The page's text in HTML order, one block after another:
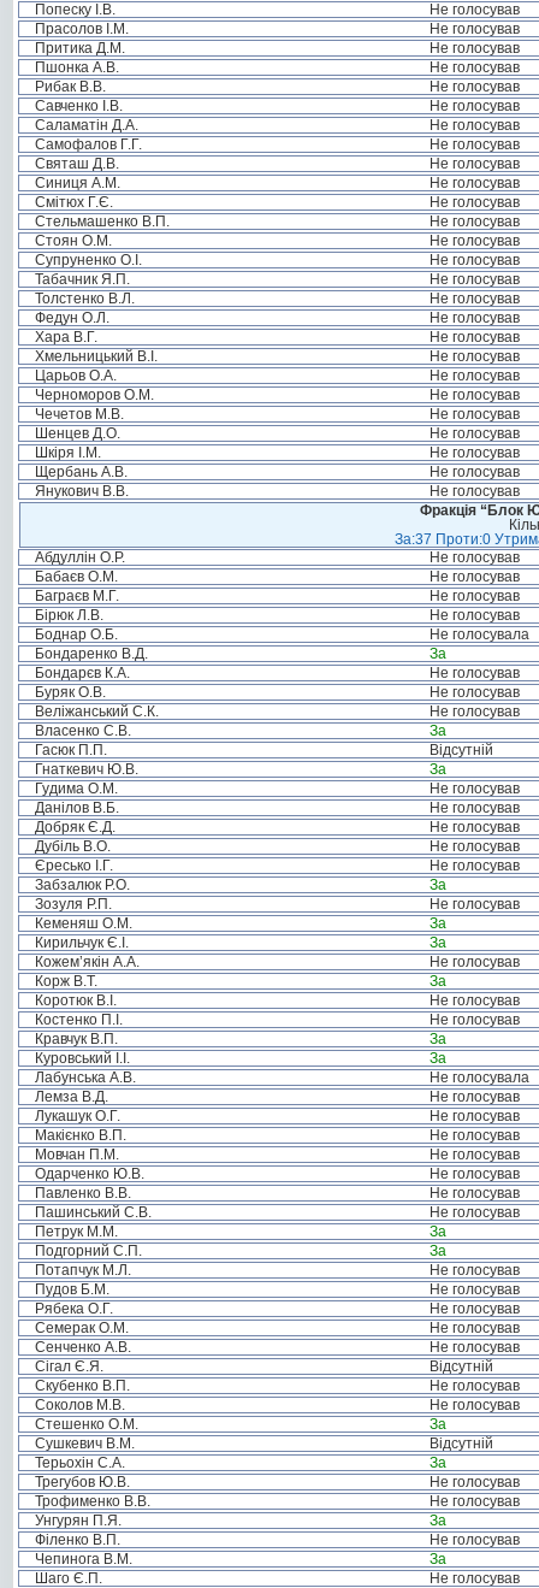
Попеску І.В.
Не голосував
Прасолов І.М.
Не голосував
Притика Д.М.
Не голосував
Пшонка А.В.
Не голосував
Рибак В.В.
Не голосував
Савченко І.В.
Не голосував
Саламатін Д.А.
Не голосував
Самофалов Г.Г.
Не голосував
Святаш Д.В.
Не голосував
Синиця А.М.
Не голосував
Смітюх Г.Є.
Не голосував
Стельмашенко В.П.
Не голосував
Стоян О.М.
Не голосував
Супруненко О.І.
Не голосував
Табачник Я.П.
Не голосував
Толстенко В.Л.
Не голосував
Федун О.Л.
Не голосував
Хара В.Г.
Не голосував
Хмельницький В.І.
Не голосував
Царьов О.А.
Не голосував
Черноморов О.М.
Не голосував
Чечетов М.В.
Не голосував
Шенцев Д.О.
Не голосував
Шкіря І.М.
Не голосував
Щербань А.В.
Не голосував
Янукович В.В.
Не голосував
Фракція “Блок
За:37 Проти:0
Абдуллін О.Р.
Не голосував
Бабаєв О.М.
Не голосував
Баграєв М.Г.
Не голосував
Бірюк Л.В.
Не голосував
Боднар О.Б.
Не голосувала
Бондаренко В.Д.
За
Бондарєв К.А.
Не голосував
Буряк О.В.
Не голосував
Веліжанський С.К.
Не голосував
Власенко С.В.
За
Гасюк П.П.
Відсутній
Гнаткевич Ю.В.
За
Гудима О.М.
Не голосував
Данілов В.Б.
Не голосував
Добряк Є.Д.
Не голосував
Дубіль В.О.
Не голосував
Єресько І.Г.
Не голосував
Забзалюк Р.О.
За
Зозуля Р.П.
Не голосував
Кеменяш О.М.
За
Кирильчук Є.І.
За
Кожем’якін А.А.
Не голосував
Корж В.Т.
За
Коротюк В.І.
Не голосував
Костенко П.І.
Не голосував
Кравчук В.П.
За
Куровський І.І.
За
Лабунська А.В.
Не голосувала
Лемза В.Д.
Не голосував
Лукашук О.Г.
Не голосував
Макієнко В.П.
Не голосував
Мовчан П.М.
Не голосував
Одарченко Ю.В.
Не голосував
Павленко В.В.
Не голосував
Пашинський С.В.
Не голосував
Петрук М.М.
За
Подгорний С.П.
За
Потапчук М.Л.
Не голосував
Пудов Б.М.
Не голосував
Рябека О.Г.
Не голосував
Семерак О.М.
Не голосував
Сенченко А.В.
Не голосував
Сігал Є.Я.
Відсутній
Скубенко В.П.
Не голосував
Соколов М.В.
Не голосував
Стешенко О.М.
За
Сушкевич В.М.
Відсутній
Терьохін С.А.
За
Трегубов Ю.В.
Не голосував
Трофименко В.В.
Не голосував
Унгурян П.Я.
За
Філенко В.П.
Не голосував
Чепинога В.М.
За
Шаго Є.П.
Не голосував